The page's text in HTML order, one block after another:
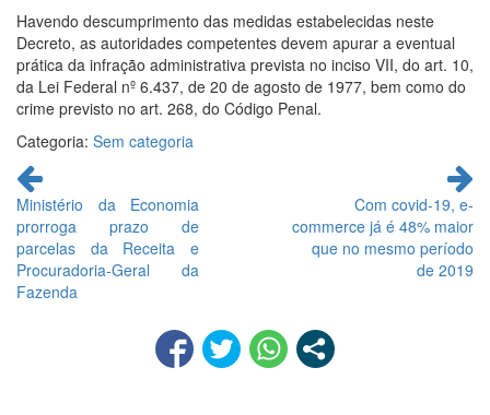
Havendo descumprimento das medidas estabelecidas neste
Decreto, as autoridades competentes devem apurar a eventual
prática da infração administrativa prevista no inciso VII, do art. 10,
da Lei Federal nº 6.437, de 20 de agosto de 1977, bem como do
crime previsto no art. 268, do Código Penal.
Categoria: Sem categoria
Continue
lendo
Ministério da Economia
prorroga prazo de
parcelas da Receita e
Procuradoria-Geral da
Fazenda
Com covid-19, e-
commerce já é 48% maior
que no mesmo período
de 2019